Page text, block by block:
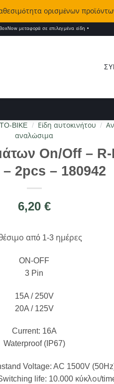
ορισμένων
μεταφορά σε επιλεγμένα είδη •
BIKE / Είδη αυτοκινήτου /
αναλώσιμα
On/Off – R-
– 2pcs – 180942
6,20 €
από 1-3 ημέρες
ON-OFF
3 Pin
15A / 250V
20A / 125V
Current: 16A
Waterproof (IP67)
Voltage: AC 1500V
life: 10.000 κύκλοι/